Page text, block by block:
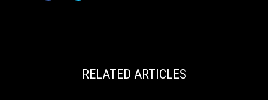
RELATED ARTICLES